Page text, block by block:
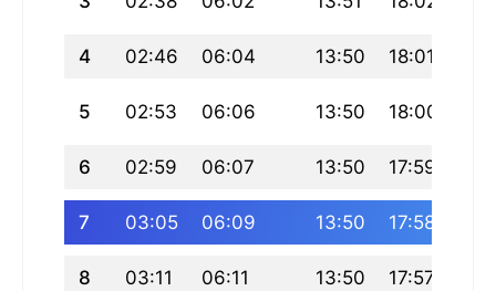
4 02:46 06:04 13:50 18:01
5 02:53 06:06 13:50 18:00
6 02:59 06:07 13:50 17:59
7 03:05 06:09 13:50 17:58
8 03:11 06:11 13:50 17:57